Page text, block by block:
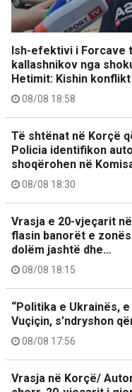
Ish-efektivi i Forcave
kallashnikov nga
Hetimit: Kishin
08/08 18:58
Të shtënat në Korçë
Policia identifikon
shoqërohen në
08/08 18:30
Vrasja e 20-vjeçarit
flasin banorët e
dolëm jashtë dhe…
08/08 18:15
“Politika e Ukrainës,
Vuçiçin, s’ndryshon
08/08 17:56
Vrasja në Korçë/